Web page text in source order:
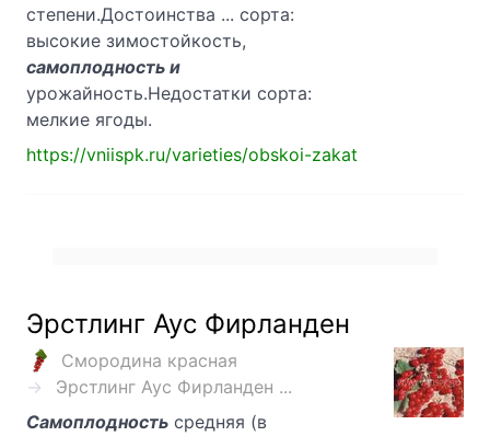
степени.Достоинства ... сорта:
высокие зимостойкость,
самоплодность и
урожайность.Недостатки сорта:
мелкие ягоды.
https://vniispk.ru/varieties/obskoi-zakat
Эрстлинг Аус Фирланден
Смородина красная
Эрстлинг Аус Фирланден ...
Самоплодность средняя (в